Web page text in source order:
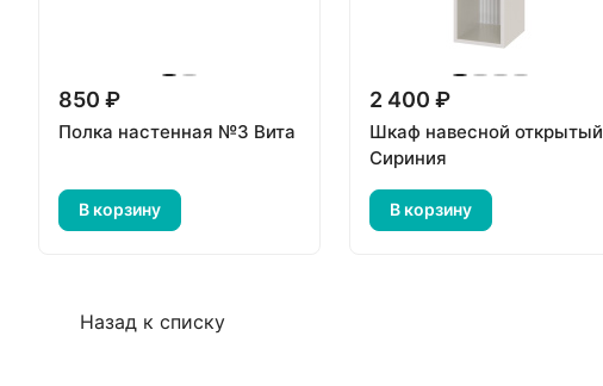
850 ₽
Полка настенная №3 Вита
В корзину
2 400 ₽
Шкаф навесной открытый
Сириния
В корзину
Назад к списку